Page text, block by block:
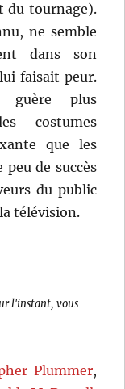
du tournage).
ne semble
dans son
faisait peur.
guère plus
costumes
que les
de succès
du public
télévision.
l'instant, vous
Plummer,